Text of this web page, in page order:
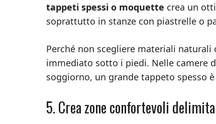
tappeti spessi o moquette crea un
soprattutto in stanze con piastrelle o
Perché non scegliere materiali
immediato sotto i piedi. Nelle camere
soggiorno, un grande tappeto spesso
5. Crea zone confortevoli